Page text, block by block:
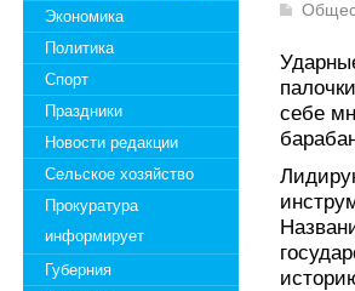
Экономика
Политика
Спорт
Праздники
Новости редакции
Сельское хозяйство
Прокуратура
информирует
Губерния
себе